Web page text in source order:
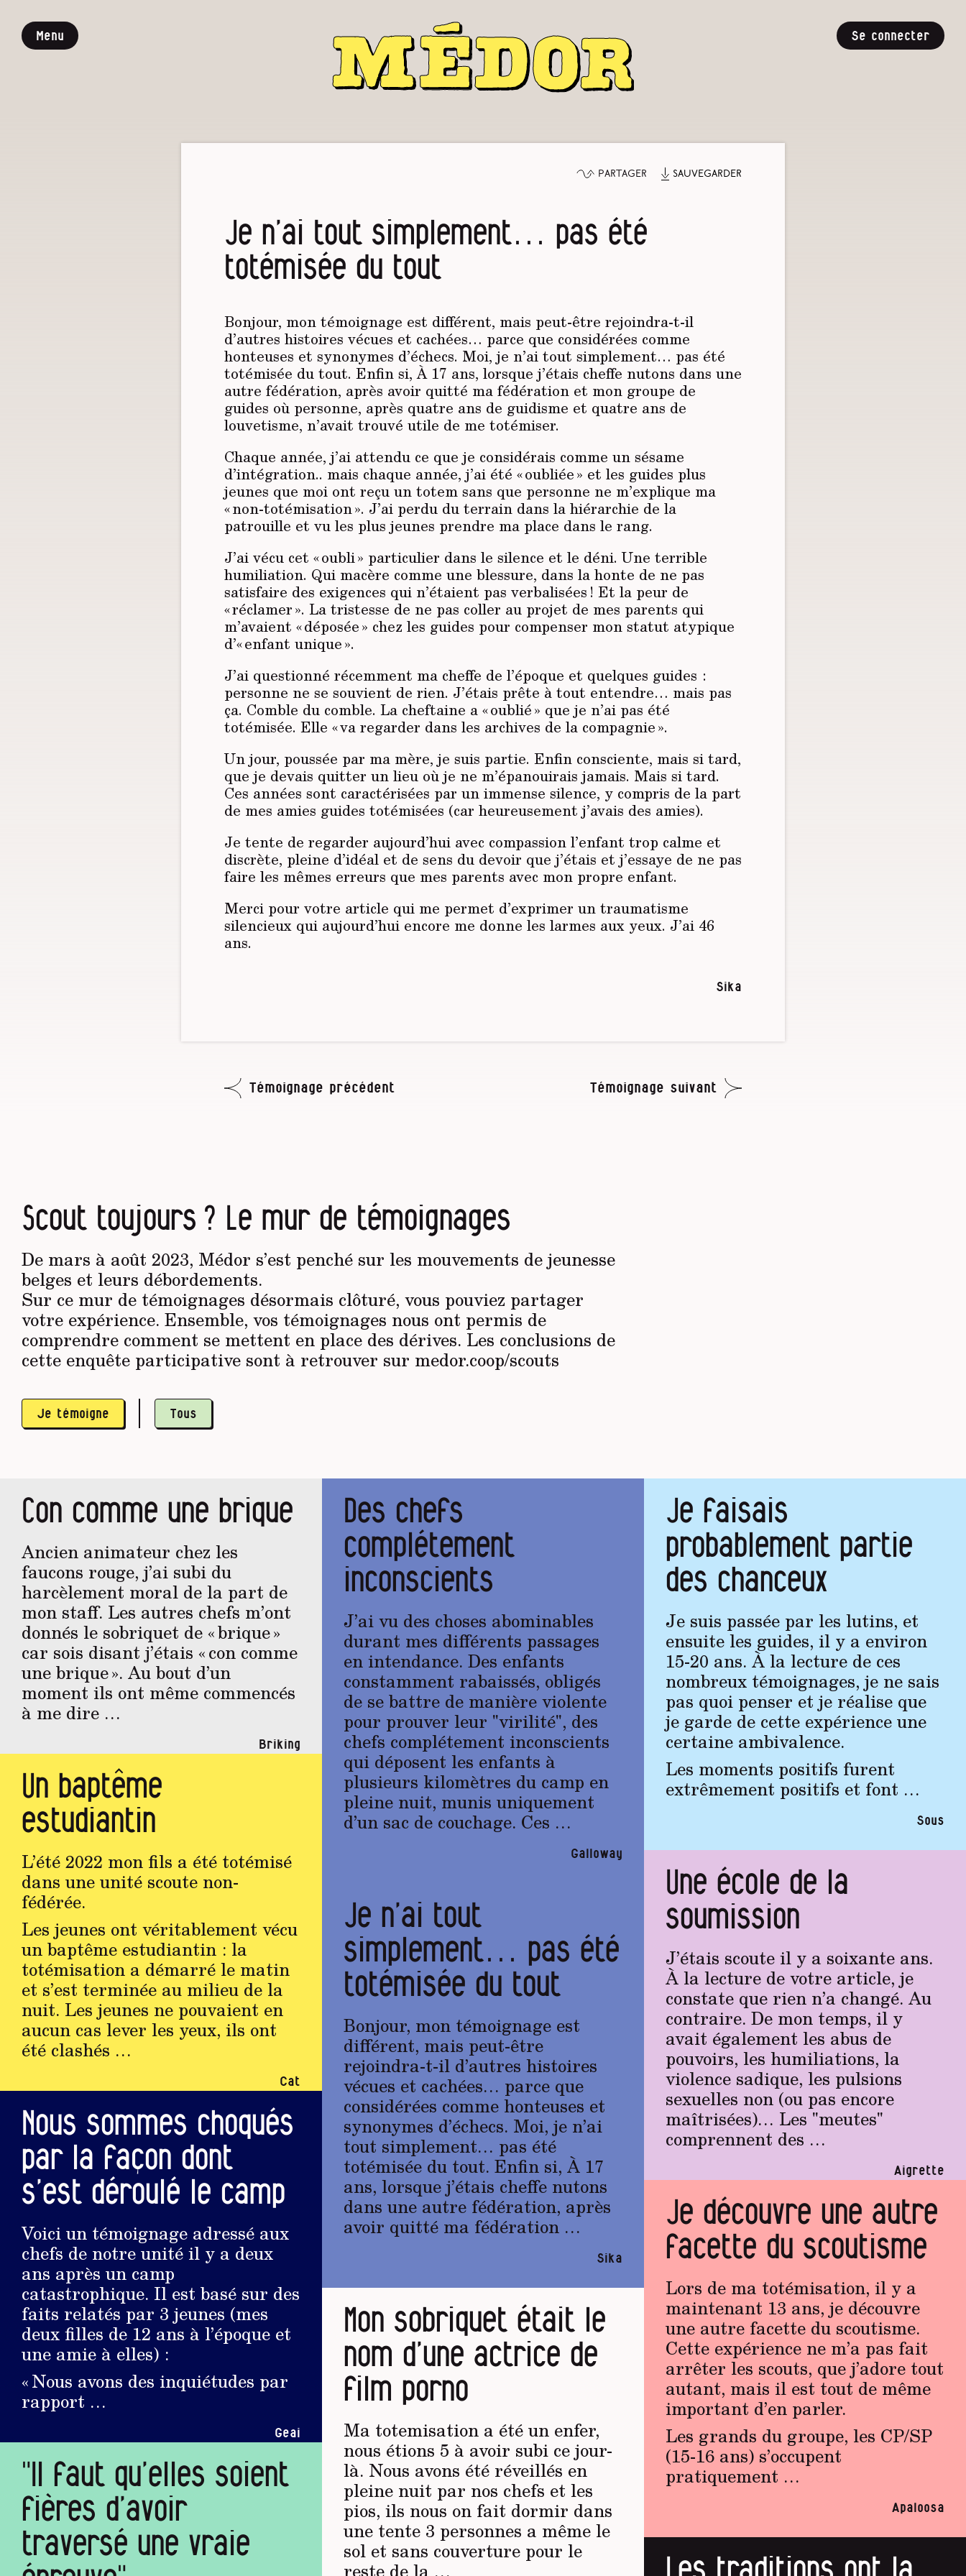
Menu Se connecter
Partager Sauvegarder
Je n’ai tout simplement… pas été
totémisée du tout
Bonjour, mon témoignage est différent, mais peut-être rejoindra-t-il
d’autres histoires vécues et cachées… parce que considérées comme
honteuses et synonymes d’échecs. Moi, je n’ai tout simplement… pas été
totémisée du tout. Enfin si, À 17 ans, lorsque j’étais cheffe nutons dans une
autre fédération, après avoir quitté ma fédération et mon groupe de
guides où personne, après quatre ans de guidisme et quatre ans de
louvetisme, n’avait trouvé utile de me totémiser.
Chaque année, j’ai attendu ce que je considérais comme un sésame
d’intégration.. mais chaque année, j’ai été « oubliée » et les guides plus
jeunes que moi ont reçu un totem sans que personne ne m’explique ma
« non-totémisation ». J’ai perdu du terrain dans la hiérarchie de la
patrouille et vu les plus jeunes prendre ma place dans le rang.
J’ai vécu cet « oubli » particulier dans le silence et le déni. Une terrible
humiliation. Qui macère comme une blessure, dans la honte de ne pas
satisfaire des exigences qui n’étaient pas verbalisées ! Et la peur de
« réclamer ». La tristesse de ne pas coller au projet de mes parents qui
m’avaient « déposée » chez les guides pour compenser mon statut atypique
d’« enfant unique ».
J’ai questionné récemment ma cheffe de l’époque et quelques guides :
personne ne se souvient de rien. J’étais prête à tout entendre… mais pas
ça. Comble du comble. La cheftaine a « oublié » que je n’ai pas été
totémisée. Elle « va regarder dans les archives de la compagnie ».
Un jour, poussée par ma mère, je suis partie. Enfin consciente, mais si tard,
que je devais quitter un lieu où je ne m’épanouirais jamais. Mais si tard.
Ces années sont caractérisées par un immense silence, y compris de la part
de mes amies guides totémisées (car heureusement j’avais des amies).
Je tente de regarder aujourd’hui avec compassion l’enfant trop calme et
discrète, pleine d’idéal et de sens du devoir que j’étais et j’essaye de ne pas
faire les mêmes erreurs que mes parents avec mon propre enfant.
Merci pour votre article qui me permet d’exprimer un traumatisme
silencieux qui aujourd’hui encore me donne les larmes aux yeux. J’ai 46
ans.
Sika
Témoignage précédent Témoignage suivant
Scout toujours ? Le mur de témoignages
De mars à août 2023, Médor s’est penché sur les mouvements de jeunesse
belges et leurs débordements.
Sur ce mur de témoignages désormais clôturé, vous pouviez partager
votre expérience. Ensemble, vos témoignages nous ont permis de
comprendre comment se mettent en place des dérives. Les conclusions de
cette enquête participative sont à retrouver sur medor.coop/scouts
Je témoigne Tous
Con comme une brique
Ancien animateur chez les
faucons rouge, j’ai subi du
harcèlement moral de la part de
mon staff. Les autres chefs m’ont
donnés le sobriquet de « brique »
car sois disant j’étais « con comme
une brique ». Au bout d’un
moment ils ont même commencés
à me dire …
Briking
Des chefs
complétement
inconscients
J’ai vu des choses abominables
durant mes différents passages
en intendance. Des enfants
constamment rabaissés, obligés
de se battre de manière violente
pour prouver leur "virilité", des
chefs complétement inconscients
qui déposent les enfants à
plusieurs kilomètres du camp en
pleine nuit, munis uniquement
d’un sac de couchage. Ces …
Galloway
Je faisais
probablement partie
des chanceux
Je suis passée par les lutins, et
ensuite les guides, il y a environ
15-20 ans. À la lecture de ces
nombreux témoignages, je ne sais
pas quoi penser et je réalise que
je garde de cette expérience une
certaine ambivalence.
Les moments positifs furent
extrêmement positifs et font …
Sous
Un baptême
estudiantin
L’été 2022 mon fils a été totémisé
dans une unité scoute non-
fédérée.
Les jeunes ont véritablement vécu
un baptême estudiantin : la
totémisation a démarré le matin
et s’est terminée au milieu de la
nuit. Les jeunes ne pouvaient en
aucun cas lever les yeux, ils ont
été clashés …
Cat
Une école de la
soumission
J’étais scoute il y a soixante ans.
À la lecture de votre article, je
constate que rien n’a changé. Au
contraire. De mon temps, il y
avait également les abus de
pouvoirs, les humiliations, la
violence sadique, les pulsions
sexuelles non (ou pas encore
maîtrisées)… Les "meutes"
comprennent des …
Aigrette
Je n’ai tout
simplement… pas été
totémisée du tout
Bonjour, mon témoignage est
différent, mais peut-être
rejoindra-t-il d’autres histoires
vécues et cachées… parce que
considérées comme honteuses et
synonymes d’échecs. Moi, je n’ai
tout simplement… pas été
totémisée du tout. Enfin si, À 17
ans, lorsque j’étais cheffe nutons
dans une autre fédération, après
avoir quitté ma fédération …
Sika
Nous sommes choqués
par la façon dont
s’est déroulé le camp
Voici un témoignage adressé aux
chefs de notre unité il y a deux
ans après un camp
catastrophique. Il est basé sur des
faits relatés par 3 jeunes (mes
deux filles de 12 ans à l’époque et
une amie à elles) :
« Nous avons des inquiétudes par
rapport …
Geai
Je découvre une autre
facette du scoutisme
Lors de ma totémisation, il y a
maintenant 13 ans, je découvre
une autre facette du scoutisme.
Cette expérience ne m’a pas fait
arrêter les scouts, que j’adore tout
autant, mais il est tout de même
important d’en parler.
Les grands du groupe, les CP/SP
(15-16 ans) s’occupent
pratiquement …
Apaloosa
Mon sobriquet était le
nom d’une actrice de
film porno
Ma totemisation a été un enfer,
nous étions 5 à avoir subi ce jour-
là. Nous avons été réveillés en
pleine nuit par nos chefs et les
pios, ils nous on fait dormir dans
une tente 3 personnes a même le
sol et sans couverture pour le
reste de la …
"Il faut qu’elles soient
fières d’avoir
traversé une vraie